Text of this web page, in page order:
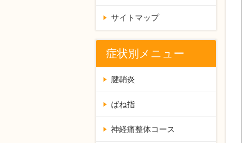
サイトマップ
症状別メニュー
腱鞘炎
ばね指
神経痛整体コース